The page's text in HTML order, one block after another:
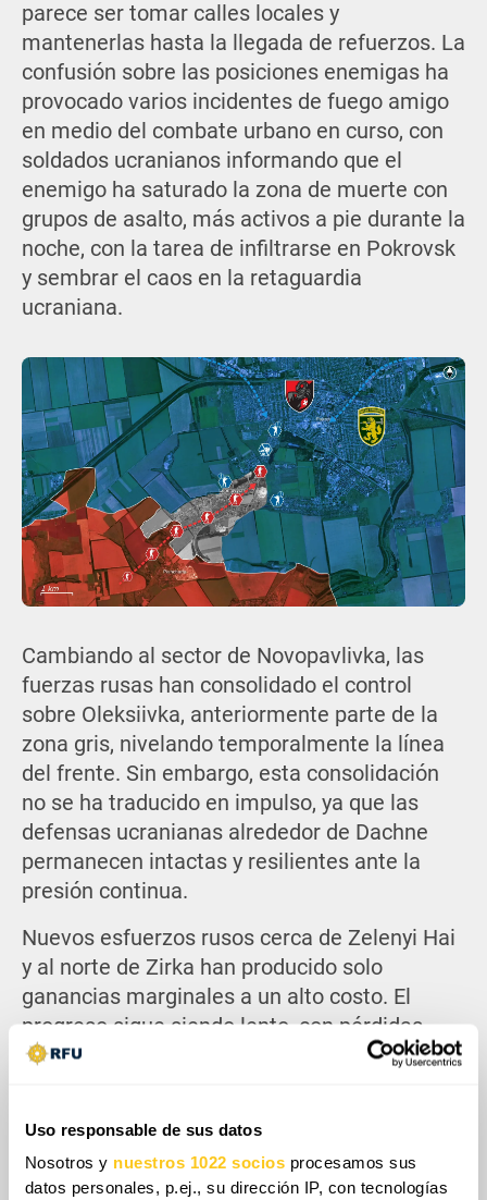
Uso responsable de sus datos
Nosotros y nuestros 1022 socios procesamos sus
datos personales, p.ej., su dirección IP, con tecnologías
parece ser tomar calles locales y
mantenerlas hasta la llegada de refuerzos. La
confusión sobre las posiciones enemigas ha
provocado varios incidentes de fuego amigo
en medio del combate urbano en curso, con
soldados ucranianos informando que el
enemigo ha saturado la zona de muerte con
grupos de asalto, más activos a pie durante la
noche, con la tarea de infiltrarse en Pokrovsk
y sembrar el caos en la retaguardia
ucraniana.
Cambiando al sector de Novopavlivka, las
fuerzas rusas han consolidado el control
sobre Oleksiivka, anteriormente parte de la
zona gris, nivelando temporalmente la línea
del frente. Sin embargo, esta consolidación
no se ha traducido en impulso, ya que las
defensas ucranianas alrededor de Dachne
permanecen intactas y resilientes ante la
presión continua.
Nuevos esfuerzos rusos cerca de Zelenyi Hai
y al norte de Zirka han producido solo
ganancias marginales a un alto costo. El
progreso sigue siendo lento, con pérdidas
significativas debido a tácticas de asalto
reservas rusas. En respuesta, las fuerzas
ucranianas han lanzado un contraataque